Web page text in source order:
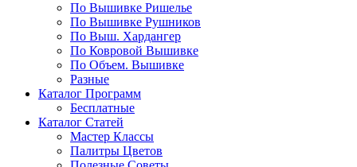
По Вышивке Ришелье
По Вышивке Рушников
По Выш. Хардангер
По Ковровой Вышивке
По Объем. Вышивке
Разные
Каталог Программ
Бесплатные
Каталог Статей
Мастер Классы
Палитры Цветов